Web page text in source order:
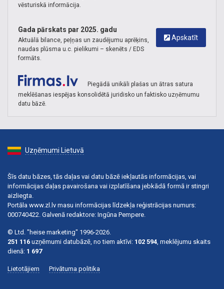
vēsturiskā informācija.
Apskatīt
Gada pārskats par 2025. gadu
Aktuālā bilance, peļņas un zaudējumu aprēķins,
naudas plūsma u.c. pielikumi – skenēts / EDS
formāts.
Piegādā unikāli plašas un ātras satura
meklēšanas iespējas konsolidētā juridisko un faktisko uzņēmumu
datu bāzē.
Uzņēmumi Lietuvā
Šīs datu bāzes, tās daļas vai datu bāzē iekļautās informācijas, vai
informācijas daļas pavairošana vai izplatīšana jebkādā formā ir stingri
aizliegta.
Portāla www.zl.lv masu informācijas līdzekļa reģistrācijas numurs:
000740422. Galvenā redaktore: Ingūna Pempere.
© Ltd. "heise marketing" 1996-2026.
251 116 uzņēmumi datubāzē, no tiem aktīvi: 102 594, meklējumu skaits
dienā: 1 697
Lietotājiem Privātuma politika